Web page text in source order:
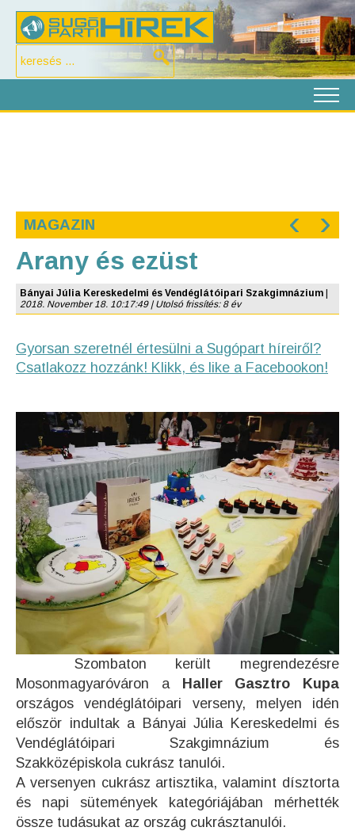
MAGAZIN ‹ ›
Arany és ezüst
Bányai Júlia Kereskedelmi és Vendéglátóipari Szakgimnázium
2018. November 18. 10:17:49 | Utolsó frissítés: 8 év
Gyorsan szeretnél értesülni a Sugópart híreiről?
Csatlakozz hozzánk! Klikk, és like a Facebookon!
Szombaton került megrendezésre
Mosonmagyaróváron a
Haller Gasztro Kupa
országos vendéglátóipari verseny, melyen idén
először indultak a Bányai Júlia Kereskedelmi és
Vendéglátóipari Szakgimnázium és
Szakközépiskola cukrász tanulói.
A versenyen cukrász artisztika, valamint dísztorta
és napi sütemények kategóriájában mérhették
össze tudásukat az ország cukrásztanulói.